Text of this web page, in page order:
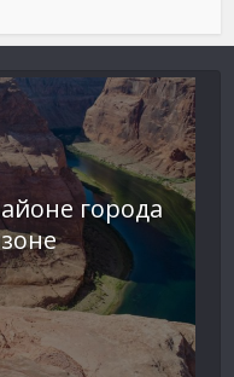
города